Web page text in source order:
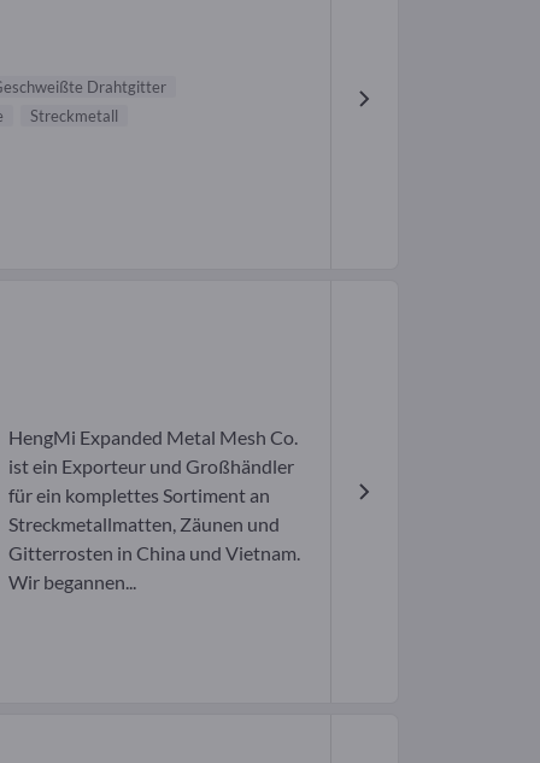
Drahtgitter
Streckmetall
HengMi Expanded Metal Mesh Co.
ist ein Exporteur und Großhändler
für ein komplettes Sortiment an
Streckmetallmatten, Zäunen und
Gitterrosten in China und Vietnam.
Wir begannen...